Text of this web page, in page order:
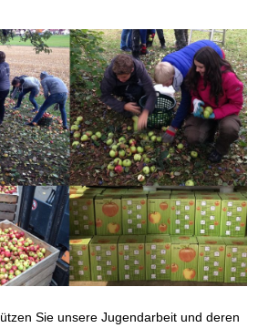
Sie unsere Jugendarbeit und deren